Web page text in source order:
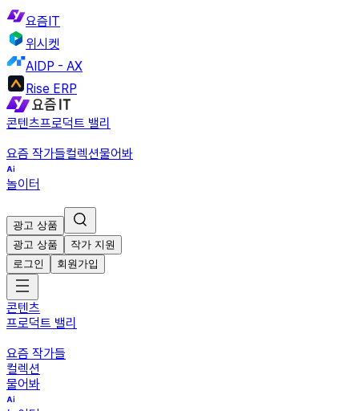
요즘IT
위시켓
AIDP - AX
Rise ERP
콘텐츠프로덕트 밸리
요즘 작가들컬렉션물어봐
놀이터
광고 상품
광고 상품
작가 지원
로그인
회원가입
콘텐츠
프로덕트 밸리
요즘 작가들
컬렉션
물어봐